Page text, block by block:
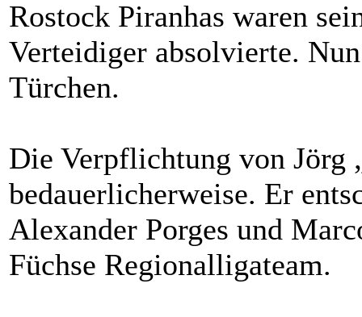
Rostock Piranhas waren
Verteidiger absolvierte.
Türchen.
Die Verpflichtung von Jörg
bedauerlicherweise. Er
Alexander Porges und
Füchse Regionalligateam.